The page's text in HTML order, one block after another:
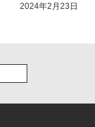
2024年2月23日